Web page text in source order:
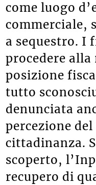
come luogo
commerciale,
a sequestro. I
procedere
posizione
tutto
denunciata
percezione
cittadinanza.
scoperto,
recupero di